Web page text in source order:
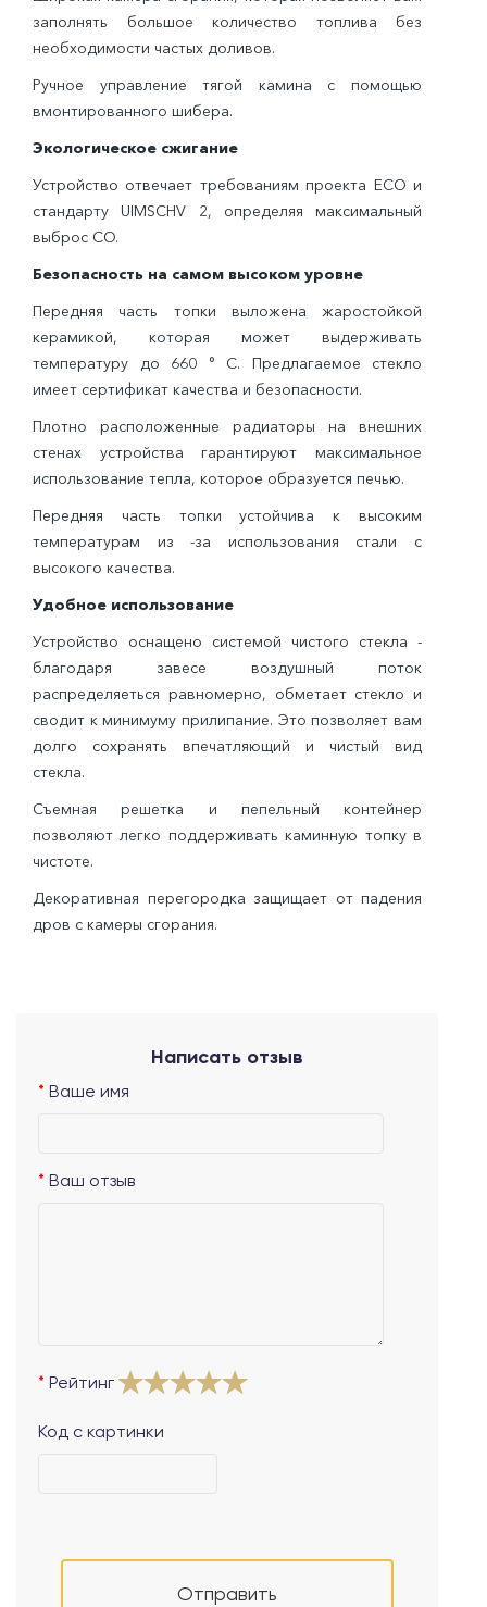
заполнять большое количество топлива без
необходимости частых доливов.
Ручное управление тягой камина с помощью
вмонтированного шибера.
Экологическое сжигание
Устройство отвечает требованиям проекта ECO и
стандарту UIMSCHV 2, определяя максимальный
выброс CO.
Безопасность на самом высоком уровне
Передняя часть топки выложена жаростойкой
керамикой, которая может выдерживать
температуру до 660 ° С. Предлагаемое стекло
имеет сертификат качества и безопасности.
Плотно расположенные радиаторы на внешних
стенах устройства гарантируют максимальное
использование тепла, которое образуется печью.
Передняя часть топки устойчива к высоким
температурам из -за использования стали с
высокого качества.
Удобное использование
Устройство оснащено системой чистого стекла -
благодаря завесе воздушный поток
распределяеться равномерно, обметает стекло и
сводит к минимуму прилипание. Это позволяет вам
долго сохранять впечатляющий и чистый вид
стекла.
Съемная решетка и пепельный контейнер
позволяют легко поддерживать каминную топку в
чистоте.
Декоративная перегородка защищает от падения
дров с камеры сгорания.
Написать отзыв
Ваше имя
Ваш отзыв
Рейтинг
Код с картинки
Отправить